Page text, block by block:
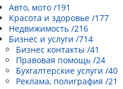
Каталог сайтов
| Регистрация |
Авто, мото /191
Красота и здоровье /177
Недвижимость /216
Бизнес и услуги /714
Бизнес контакты /41
Правовая помощь /24
Бухгалтерские услуги /40
Реклама, полиграфия /21